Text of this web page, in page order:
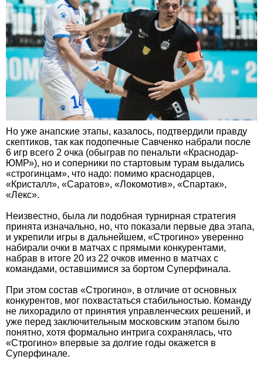
Но уже анапские этапы, казалось, подтвердили правду
скептиков, так как подопечные Савченко набрали после
6 игр всего 2 очка (обыграв по пенальти «Краснодар-
ЮМР»), но и соперники по стартовым турам выдались
«строгинцам», что надо: помимо краснодарцев,
«Кристалл», «Саратов», «Локомотив», «Спартак»,
«Лекс».
Неизвестно, была ли подобная турнирная стратегия
принята изначально, но, что показали первые два этапа,
и укрепили игры в дальнейшем, «Строгино» уверенно
набирали очки в матчах с прямыми конкурентами,
набрав в итоге 20 из 22 очков именно в матчах с
командами, оставшимися за бортом Суперфинала.
При этом состав «Строгино», в отличие от основных
конкурентов, мог похвастаться стабильностью. Команду
не лихорадило от принятия управленческих решений, и
уже перед заключительным московским этапом было
понятно, хотя формально интрига сохранялась, что
«Строгино» впервые за долгие годы окажется в
Суперфинале.